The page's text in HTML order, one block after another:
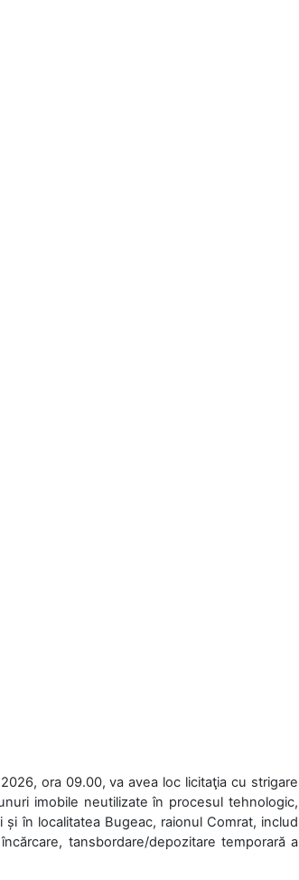
ora 09.00, va avea loc licitaţia cu strigare
imobile neutilizate în procesul tehnologic,
în localitatea Bugeac, raionul Comrat, includ
tansbordare/depozitare temporară a